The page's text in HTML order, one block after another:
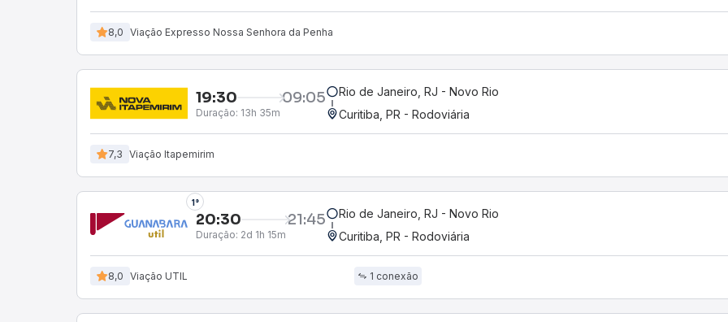
8,0 Viação Expresso Nossa Senhora da Penha
19:30 09:05
Duração: 13h 35m
Rio de Janeiro, RJ - Novo Rio
Curitiba, PR - Rodoviária
7,3 Viação Itapemirim
1°
20:30 21:45
Duração: 2d 1h 15m
Rio de Janeiro, RJ - Novo Rio
Curitiba, PR - Rodoviária
8,0 Viação UTIL 1 conexão